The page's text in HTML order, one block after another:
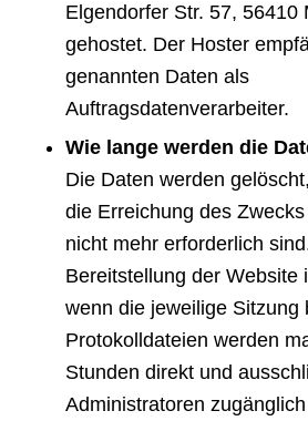
Elgendorfer Str. 57, 56410
gehostet. Der Hoster
genannten Daten als
Auftragsdatenverarbeiter.
Wie lange werden die
Die Daten werden
die Erreichung des
nicht mehr erforderlich
Bereitstellung der Website
wenn die jeweilige Sitzung
Protokolldateien werden
Stunden direkt und
Administratoren